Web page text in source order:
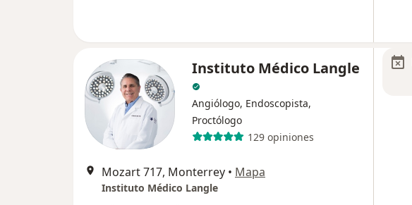
Instituto Médico Langle
Angiólogo, Endoscopista,
Proctólogo
129 opiniones
Mozart 717, Monterrey • Mapa
Instituto Médico Langle